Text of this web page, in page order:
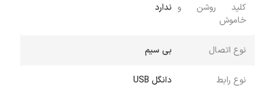
کلید روشن و
خاموش
ندارد
نوع اتصال بی سیم
نوع رابط دانگل USB